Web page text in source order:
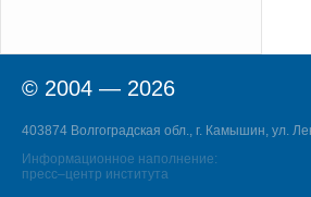
© 2004 — 2026
403874 Волгоградская обл., г. Камышин, ул.
Информационное наполнение:
пресс–центр института